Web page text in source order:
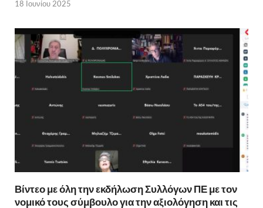
18 Ιουνίου 2025
Βίντεο με όλη την εκδήλωση Συλλόγων ΠΕ με τον
νομικό τους σύμβουλο για την αξιολόγηση και τις